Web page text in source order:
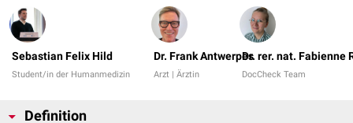
Sebastian Felix Hild
Student/in der Humanmedizin
Dr. Frank Antwerpes
Arzt | Ärztin
Dr. rer. nat. Fabienne
DocCheck Team
Definition